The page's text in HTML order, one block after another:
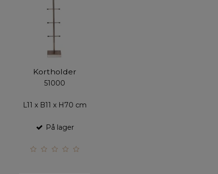
Kortholder
51000
L11 x B11 x H70 cm
På lager